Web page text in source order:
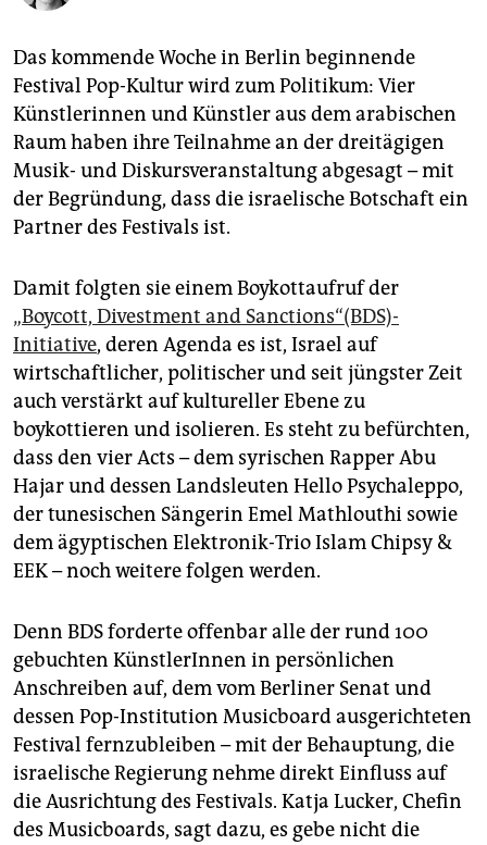
fragen & hilfe
unterstützen
abo
genossenschaft
epaper login
Das kommende Woche in Berlin beginnende
Festival Pop-Kultur wird zum Politikum: Vier
Künstlerinnen und Künstler aus dem arabischen
Raum haben ihre Teilnahme an der dreitägigen
Musik- und Diskursveranstaltung abgesagt – mit
der Begründung, dass die israelische Botschaft ein
Partner des Festivals ist.
Damit folgten sie einem Boykottaufruf der
„Boycott, Divestment and Sanctions“(BDS)-
Initiative, deren Agenda es ist, Israel auf
wirtschaftlicher, politischer und seit jüngster Zeit
auch verstärkt auf kultureller Ebene zu
boykottieren und isolieren. Es steht zu befürchten,
dass den vier Acts – dem syrischen Rapper Abu
Hajar und dessen Landsleuten Hello Psychaleppo,
der tunesischen Sängerin Emel Mathlouthi sowie
dem ägyptischen Elektronik-Trio Islam Chipsy &
EEK – noch weitere folgen werden.
Denn BDS forderte offenbar alle der rund 100
gebuchten KünstlerInnen in persönlichen
Anschreiben auf, dem vom Berliner Senat und
dessen Pop-Institution Musicboard ausgerichteten
Festival fernzubleiben – mit der Behauptung, die
israelische Regierung nehme direkt Einfluss auf
die Ausrichtung des Festivals. Katja Lucker, Chefin
des Musicboards, sagt dazu, es gebe nicht die